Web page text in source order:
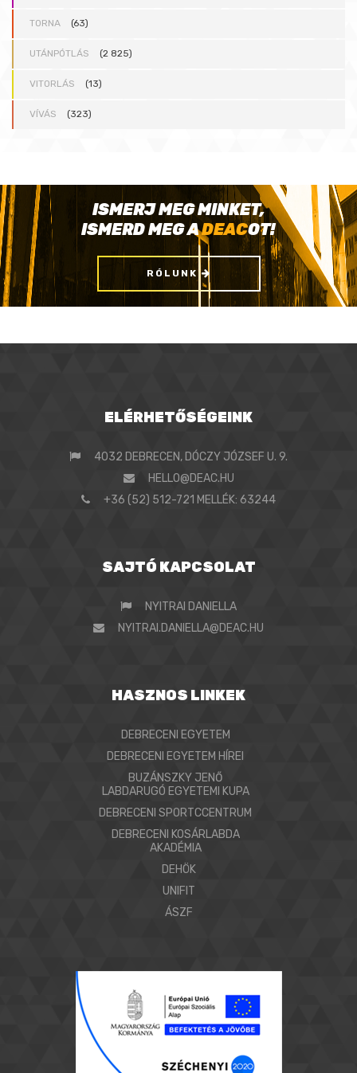
TORNA (63)
UTÁNPÓTLÁS (2 825)
VITORLÁS (13)
VÍVÁS (323)
ISMERJ MEG MINKET,
ISMERD MEG ADEACOT!
RÓLUNK
ELÉRHETŐSÉGEINK
4032 DEBRECEN, DÓCZY JÓZSEF U. 9.
HELLO@DEAC.HU
+36 (52) 512-721 MELLÉK: 63244
SAJTÓ KAPCSOLAT
NYITRAI DANIELLA
NYITRAI.DANIELLA@DEAC.HU
HASZNOS LINKEK
DEBRECENI EGYETEM
DEBRECENI EGYETEM HÍREI
BUZÁNSZKY JENŐ
LABDARUGÓ EGYETEMI KUPA
DEBRECENI SPORTCCENTRUM
DEBRECENI KOSÁRLABDA
AKADÉMIA
DEHÖK
UNIFIT
ÁSZF